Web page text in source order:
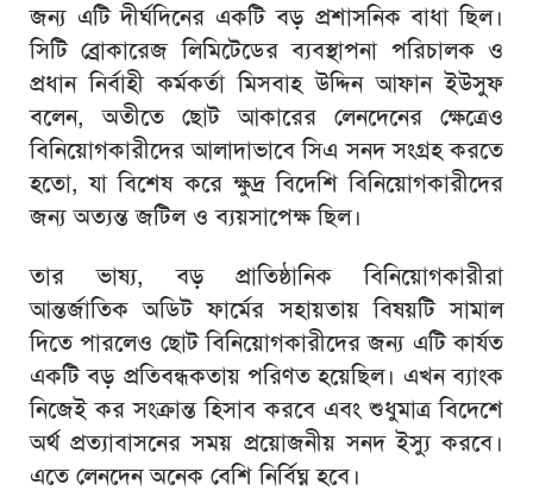
জন্য এটি দীর্ঘদিনের একটি বড় প্রশাসনিক বাধা ছিল।
সিটি ব্রোকারেজ লিমিটেডের ব্যবস্থাপনা পরিচালক ও
প্রধান নির্বাহী কর্মকর্তা মিসবাহ উদ্দিন আফান ইউসুফ
বলেন, অতীতে ছোট আকারের লেনদেনের ক্ষেত্রেও
বিনিয়োগকারীদের আলাদাভাবে সিএ সনদ সংগ্রহ করতে
হতো, যা বিশেষ করে ক্ষুদ্র বিদেশি বিনিয়োগকারীদের
জন্য অত্যন্ত জটিল ও ব্যয়সাপেক্ষ ছিল।
তার ভাষ্য, বড় প্রাতিষ্ঠানিক বিনিয়োগকারীরা
আন্তর্জাতিক অডিট ফার্মের সহায়তায় বিষয়টি সামাল
দিতে পারলেও ছোট বিনিয়োগকারীদের জন্য এটি কার্যত
একটি বড় প্রতিবন্ধকতায় পরিণত হয়েছিল। এখন ব্যাংক
নিজেই কর সংক্রান্ত হিসাব করবে এবং শুধুমাত্র বিদেশে
অর্থ প্রত্যাবাসনের সময় প্রয়োজনীয় সনদ ইস্যু করবে।
এতে লেনদেন অনেক বেশি নির্বিঘ্ন হবে।